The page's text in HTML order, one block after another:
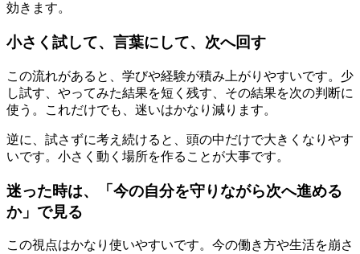
効きます。
小さく試して、言葉にして、次へ回す
この流れがあると、学びや経験が積み上がりやすいです。少
し試す、やってみた結果を短く残す、その結果を次の判断に
使う。これだけでも、迷いはかなり減ります。
逆に、試さずに考え続けると、頭の中だけで大きくなりやす
いです。小さく動く場所を作ることが大事です。
迷った時は、「今の自分を守りながら次へ進める
か」で見る
この視点はかなり使いやすいです。今の働き方や生活を崩さ